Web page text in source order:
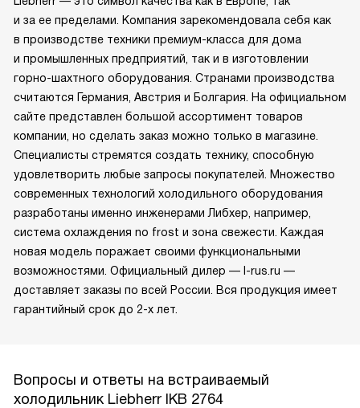
и за ее пределами. Компания зарекомендовала себя как
в производстве техники премиум-класса для дома
и промышленных предприятий, так и в изготовлении
горно-шахтного оборудования. Странами производства
считаются Германия, Австрия и Болгария. На официальном
сайте представлен большой ассортимент товаров
компании, но сделать заказ можно только в магазине.
Специалисты стремятся создать технику, способную
удовлетворить любые запросы покупателей. Множество
современных технологий холодильного оборудования
разработаны именно инженерами Либхер, например,
система охлаждения no frost и зона свежести. Каждая
новая модель поражает своими функциональными
возможностями. Официальный дилер — l-rus.ru —
доставляет заказы по всей России. Вся продукция имеет
гарантийный срок до 2-х лет.
Вопросы и ответы на встраиваемый
холодильник Liebherr IKB 2764